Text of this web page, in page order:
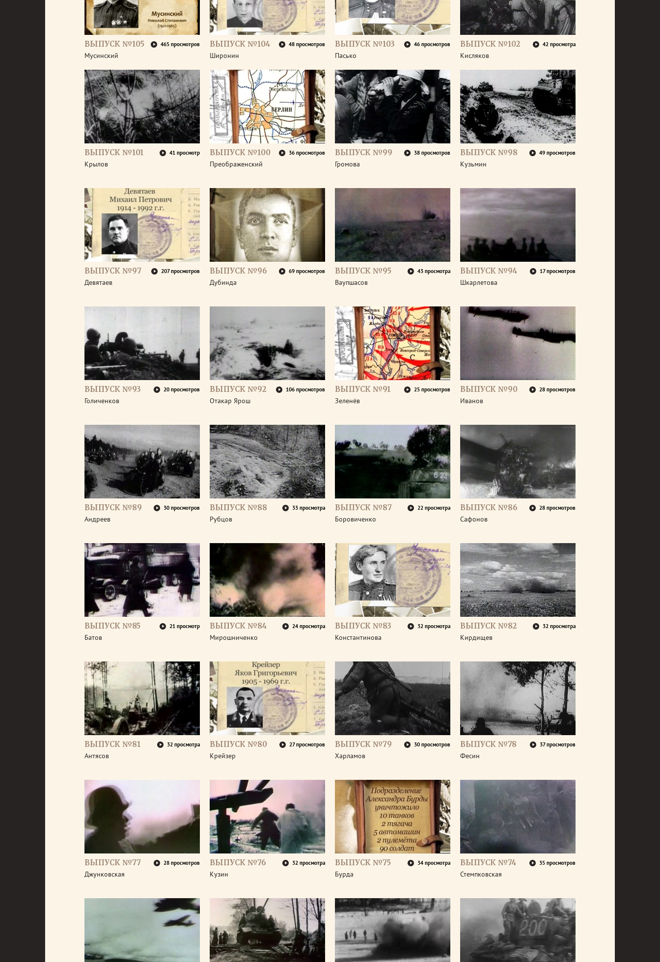
ВЫПУСК №105 465 просмотров
Мусинский
ВЫПУСК №104 48 просмотров
Широнин
ВЫПУСК №103 46 просмотров
Пасько
ВЫПУСК №102 42 просмотра
Кисляков
ВЫПУСК №101 41 просмотр
Крылов
ВЫПУСК №100 36 просмотров
Преображенский
ВЫПУСК №99 38 просмотров
Громова
ВЫПУСК №98 49 просмотров
Кузьмин
ВЫПУСК №97 207 просмотров
Девятаев
ВЫПУСК №96 69 просмотров
Дубинда
ВЫПУСК №95 43 просмотра
Ваупшасов
ВЫПУСК №94 17 просмотров
Шкарлетова
ВЫПУСК №93 20 просмотров
Голиченков
ВЫПУСК №92 106 просмотров
Отакар Ярош
ВЫПУСК №91 25 просмотров
Зеленёв
ВЫПУСК №90 28 просмотров
Иванов
ВЫПУСК №89 30 просмотров
Андреев
ВЫПУСК №88 33 просмотра
Рубцов
ВЫПУСК №87 22 просмотра
Боровиченко
ВЫПУСК №86 28 просмотров
Сафонов
ВЫПУСК №85 21 просмотр
Батов
ВЫПУСК №84 24 просмотра
Мирошниченко
ВЫПУСК №83 32 просмотра
Константинова
ВЫПУСК №82 32 просмотра
Кирдищев
ВЫПУСК №81 32 просмотра
Антясов
ВЫПУСК №80 27 просмотров
Крейзер
ВЫПУСК №79 30 просмотров
Харламов
ВЫПУСК №78 37 просмотров
Фесин
ВЫПУСК №77 28 просмотров
Джунковская
ВЫПУСК №76 32 просмотра
Кузин
ВЫПУСК №75 34 просмотра
Бурда
ВЫПУСК №74 35 просмотров
Стемпковская